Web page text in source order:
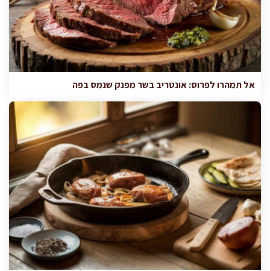
אל תמהרו לפרוס: אונטריב בשר מפנק שנמס בפה